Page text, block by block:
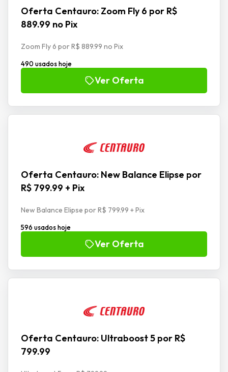
Oferta Centauro: Zoom Fly 6 por R$
889.99 no Pix
Zoom Fly 6 por R$ 889.99 no Pix
490 usados hoje
Ver Oferta
Oferta Centauro: New Balance Elipse por
R$ 799.99 + Pix
New Balance Elipse por R$ 799.99 + Pix
596 usados hoje
Ver Oferta
Oferta Centauro: Ultraboost 5 por R$
799.99